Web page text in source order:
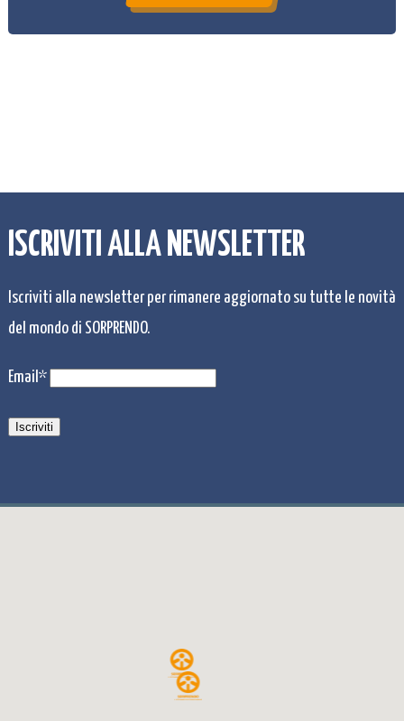
ISCRIVITI ALLA NEWSLETTER
Iscriviti alla newsletter per rimanere aggiornato su tutte le novità
del mondo di SORPRENDO.
Email*